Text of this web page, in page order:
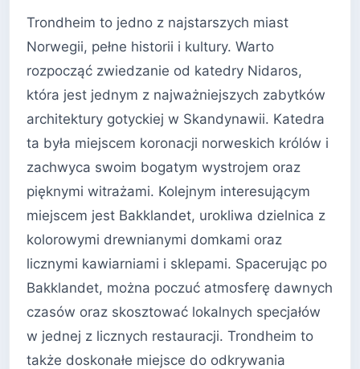
Trondheim to jedno z najstarszych miast
Norwegii, pełne historii i kultury. Warto
rozpocząć zwiedzanie od katedry Nidaros,
która jest jednym z najważniejszych zabytków
architektury gotyckiej w Skandynawii. Katedra
ta była miejscem koronacji norweskich królów i
zachwyca swoim bogatym wystrojem oraz
pięknymi witrażami. Kolejnym interesującym
miejscem jest Bakklandet, urokliwa dzielnica z
kolorowymi drewnianymi domkami oraz
licznymi kawiarniami i sklepami. Spacerując po
Bakklandet, można poczuć atmosferę dawnych
czasów oraz skosztować lokalnych specjałów
w jednej z licznych restauracji. Trondheim to
także doskonałe miejsce do odkrywania